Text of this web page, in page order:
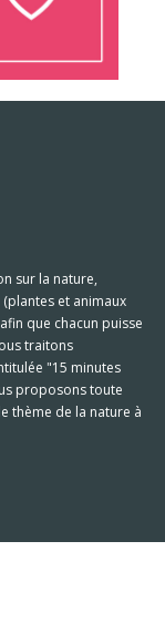
sur la nature,
et animaux
que chacun puisse
traitons
"15 minutes
proposons toute
thème de la nature à